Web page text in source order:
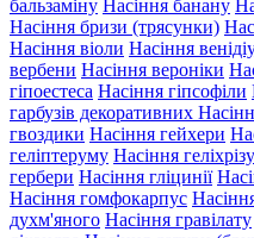
бальзаміну Насіння банану
Насіння бризи (трясунки)
Насіння віоли Насіння
вербени Насіння вероніки
гіпоестеса Насіння гіпсофіли
гарбузів декоративних
гвоздики Насіння гейхери
геліптеруму Насіння
гербери Насіння гліцинії
Насіння гомфокарпус
духм'яного Насіння гравілату